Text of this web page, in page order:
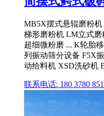
MB5X摆式悬辊磨粉
梯形磨粉机 LM立式
超细微粉磨 ... K轮胎
列振动筛分设备 F5X
动给料机 XSD洗砂机
联系电话: 180 3780